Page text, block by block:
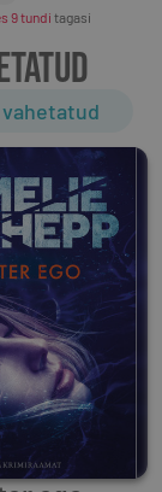
9 tundi tagasi